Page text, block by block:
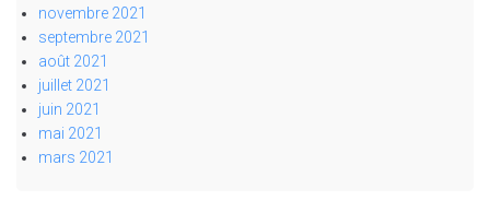
novembre 2021
septembre 2021
août 2021
juillet 2021
juin 2021
mai 2021
mars 2021